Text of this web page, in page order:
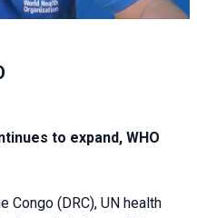
to expand, WHO
Congo (DRC), UN health